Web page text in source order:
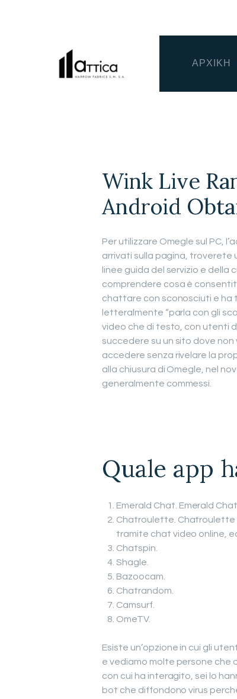
ΑΡΧΙΚΗ
Wink Live
Android
Per utilizzare Omegle sul PC,
arrivati sulla pagina, troverete
linee guida del servizio e
comprendere cosa è
chattare con sconosciuti e ha
letteralmente “parla con gli
video che di testo, con utenti
succedere su un sito dove
accedere senza rivelare la
alla chiusura di Omegle, nel
generalmente commessi.
Quale app
Emerald Chat. Emerald
Chatroulette.
tramite chat video online,
Chatspin.
Shagle.
Bazoocam.
Chatrandom.
Camsurf.
OmeTV.
Esiste un’opzione in cui gli
e vediamo molte persone che
con cui ha interagito, sei lo
bot che diffondono virus